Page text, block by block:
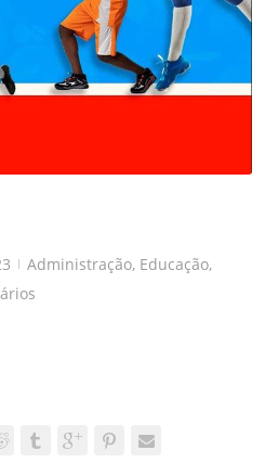
| Administração, Educação,